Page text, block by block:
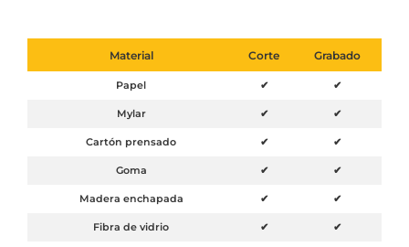
Material Corte Grabado
Papel ✔ ✔
Mylar ✔ ✔
Cartón prensado ✔ ✔
Goma ✔ ✔
Madera enchapada ✔ ✔
Fibra de vidrio ✔ ✔